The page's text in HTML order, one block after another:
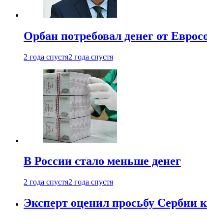
Орбан потребовал денег от
2 года спустя2 года спустя
В России стало меньше денег
2 года спустя2 года спустя
Эксперт оценил просьбу Сербии